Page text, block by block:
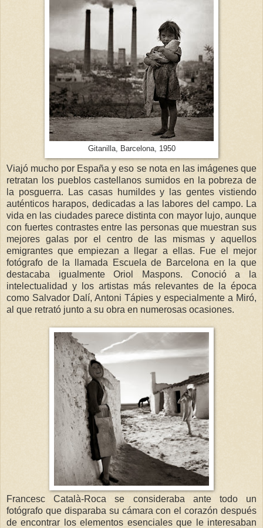
Gitanilla, Barcelona, 1950
Viajó mucho por España y eso se nota en las imágenes que
retratan los pueblos castellanos sumidos en la pobreza de
la posguerra. Las casas humildes y las gentes vistiendo
auténticos harapos, dedicadas a las labores del campo. La
vida en las ciudades parece distinta con mayor lujo, aunque
con fuertes contrastes entre las personas que muestran sus
mejores galas por el centro de las mismas y aquellos
emigrantes que empiezan a llegar a ellas. Fue el mejor
fotógrafo de la llamada Escuela de Barcelona en la que
destacaba igualmente Oriol Maspons. Conoció a la
intelectualidad y los artistas más relevantes de la época
como Salvador Dalí, Antoni Tápies y especialmente a Miró,
al que retrató junto a su obra en numerosas ocasiones.
Francesc Català-Roca se consideraba ante todo un
fotógrafo que disparaba su cámara con el corazón después
de encontrar los elementos esenciales que le interesaban